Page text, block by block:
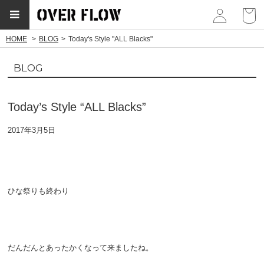
HOME BLOG Today's Style "ALL Blacks"
BLOG
Today’s Style “ALL Blacks”
2017年3月5日
ひな祭りも終わり
だんだんとあったかくなって来ましたね。